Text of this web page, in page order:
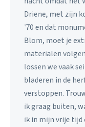
Driene, met zijn
'70 en dat
Blom, moet je
materialen
lossen we vaak
bladeren in de
verstoppen.
ik graag buiten,
ik in mijn vrije tijd